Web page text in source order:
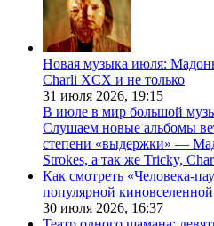
Новая музыка июля:
Charli XCX и не только
31 июля 2026, 19:15
В июле в мир большой
Слушаем новые альбомы
степени «выдержки» —
Strokes, а так же Tricky,
Как смотреть «Человека-
популярной киновселенной
30 июля 2026, 16:37